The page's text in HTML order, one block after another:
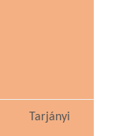
Tarjányi